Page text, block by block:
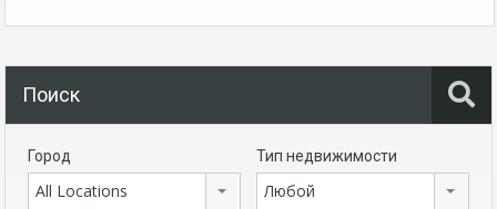
Поиск
Город
All Locations
Тип недвижимости
Любой